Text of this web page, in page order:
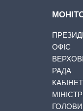
ОФІС
РАДА
КАБІНЕТ
ГОЛОВИ